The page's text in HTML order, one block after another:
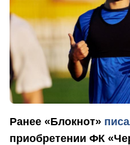
Ранее «Блокнот»
приобретении ФК